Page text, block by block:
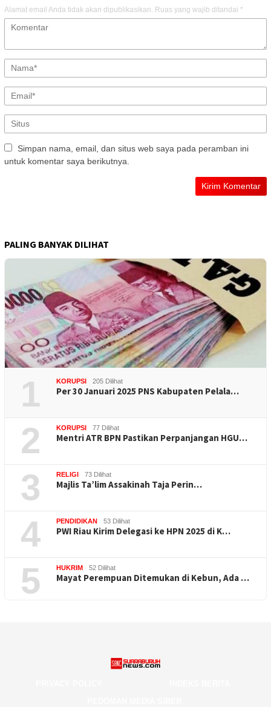
Alamat email Anda tidak akan dipublikasikan. Ruas yang wajib ditandai *
Simpan nama, email, dan situs web saya pada peramban ini
untuk komentar saya berikutnya.
PALING BANYAK DILIHAT
1 KORUPSI 205 Dilihat
Per 30 Januari 2025 PNS Kabupaten Pelala…
2 KORUPSI 77 Dilihat
Mentri ATR BPN Pastikan Perpanjangan HGU…
3 RELIGI 73 Dilihat
Majlis Ta’lim Assakinah Taja Perin…
4 PENDIDIKAN 53 Dilihat
PWI Riau Kirim Delegasi ke HPN 2025 di K…
5 HUKRIM 52 Dilihat
Mayat Perempuan Ditemukan di Kebun, Ada …